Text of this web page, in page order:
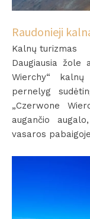
Raudonieji
Kalnų turizmas
Daugiausia žole
Wierchy“
pernelyg
„Czerwone
augančio
vasaros